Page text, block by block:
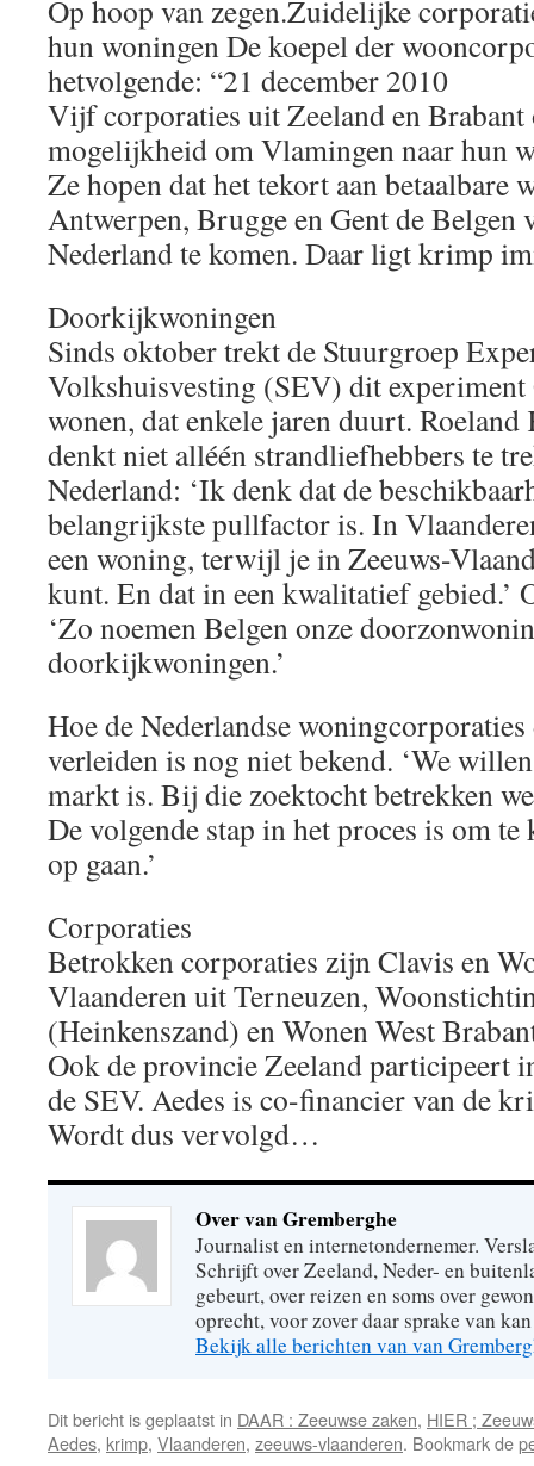
Op hoop van zegen.Zuidelijke
hun woningen De koepel der
hetvolgende: “21 december 2010
Vijf corporaties uit Zeeland en Brabant
mogelijkheid om Vlamingen naar hun
Ze hopen dat het tekort aan betaalbare
Antwerpen, Brugge en Gent de Belgen
Nederland te komen. Daar ligt krimp
Doorkijkwoningen
Sinds oktober trekt de Stuurgroep
Volkshuisvesting (SEV) dit experiment
wonen, dat enkele jaren duurt.
denkt niet alléén strandliefhebbers te
Nederland: ‘Ik denk dat de
belangrijkste pullfactor is. In
een woning, terwijl je in Zeeuws-
kunt. En dat in een kwalitatief gebied.’
‘Zo noemen Belgen onze
doorkijkwoningen.’
Hoe de Nederlandse
verleiden is nog niet bekend. ‘We
markt is. Bij die zoektocht betrekken
De volgende stap in het proces is om
op gaan.’
Corporaties
Betrokken corporaties zijn Clavis en
Vlaanderen uit Terneuzen,
(Heinkenszand) en Wonen West
Ook de provincie Zeeland participeert
de SEV. Aedes is co-financier van de
Wordt dus vervolgd…
Over van Gremberghe
Journalist en internetondernemer.
Schrijft over Zeeland, Neder- en
gebeurt, over reizen en soms over
oprecht, voor zover daar sprake van
Bekijk alle berichten van van
Dit bericht is geplaatst in DAAR : Zeeuwse zaken, HIER ;
Aedes, krimp, Vlaanderen, zeeuws-vlaanderen. Bookmark de